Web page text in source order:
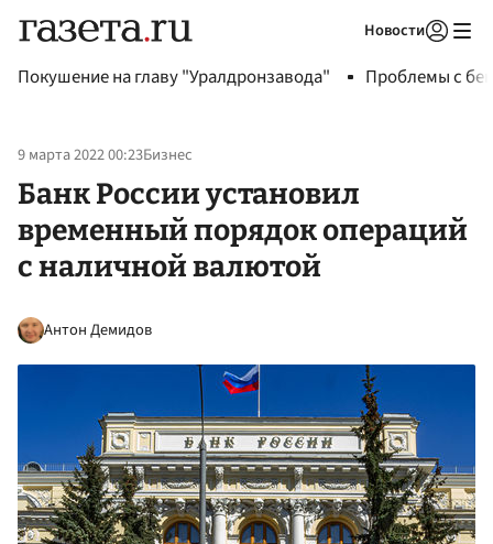
Новости
Покушение на главу "Уралдронзавода" Проблемы с
9 марта 2022 00:23Бизнес
Банк России установил
временный порядок операций
с наличной валютой
Антон Демидов